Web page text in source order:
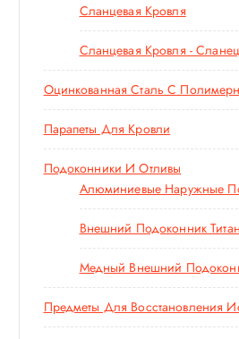
Сланцевая Кровля
Сланцевая Кровля -
Оцинкованная Сталь С
Парапеты Для Кровли
Подоконники И Отливы
Алюминиевые Наружные
Внешний Подоконник
Медный Внешний
Предметы Для Восстановления